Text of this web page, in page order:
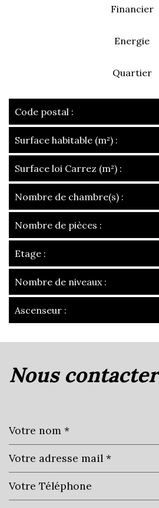
Financier
Energie
Quartier
Code postal :
Surface habitable (m²) :
Surface loi Carrez (m²) :
Nombre de chambre(s) :
Nombre de pièces :
Etage :
Nombre de niveaux :
Ascenseur :
nous contacter